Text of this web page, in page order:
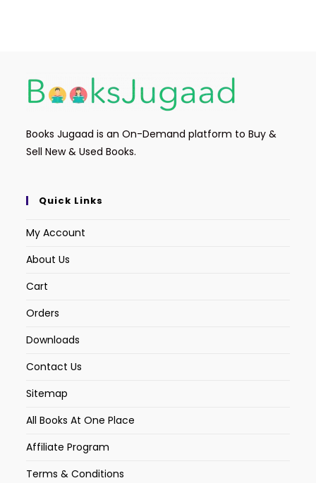
Books Jugaad is an On-Demand platform to Buy &
Sell New & Used Books.
Quick Links
My Account
About Us
Cart
Orders
Downloads
Contact Us
Sitemap
All Books At One Place
Affiliate Program
Terms & Conditions